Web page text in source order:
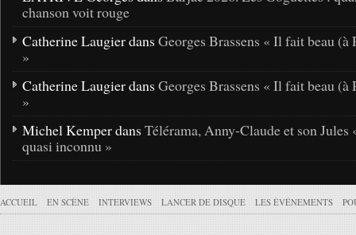
chanson voit rouge
Catherine Laugier dans Georges Brassens « Il fait beau (à
»
Catherine Laugier dans Georges Brassens « Il fait beau (à
»
Michel Kemper dans Télérama, Anny-Claude et son Jules
quasi inconnu »
ACCUEIL EN SCÈNE INTERVIEWS LANCER DE DISQUE LES ÉVÉNEMENTS